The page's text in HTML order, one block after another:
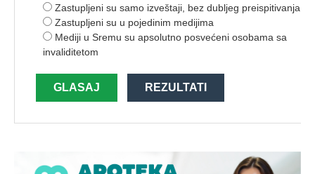
Zastupljeni su samo izveštaji, bez dubljeg preispitivanja
Zastupljeni su u pojedinim medijima
Mediji u Sremu su apsolutno posvećeni osobama sa
invaliditetom
GLASAJ REZULTATI